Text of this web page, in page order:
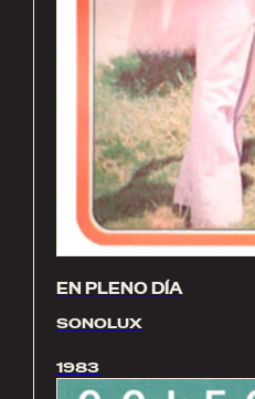
EN PLENO DÍA
SONOLUX
1983